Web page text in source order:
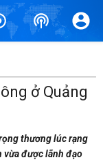
ở Quảng
thương lúc rạng
vừa được lãnh đạo